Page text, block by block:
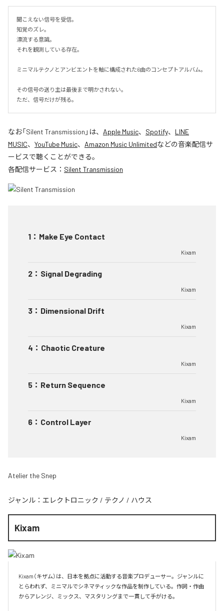
聞こえない信号を受信。
知覚のズレ。
漂流する意識。
それを観測している存在。
ミニマルテクノとアンビエントを軸に構成された6曲のコンセプトアルバム。
その信号の送り主は最後まで明かされない。
ただ、信号だけが残る。
なお「Silent Transmission 」は、 Apple Music、 Spotify、 LINE
MUSIC、 YouTube Music、 Amazon Music Unlimitedなどの音楽配信サ
ービスで聴くことができる。
各配信サービス： Silent Transmission
1 ： Make Eye Contact
Kixam
2 ： Signal Degrading
Kixam
3 ： Dimensional Drift
Kixam
4 ： Chaotic Creature
Kixam
5 ： Return Sequence
Kixam
6 ： Control Layer
Kixam
Atelier the Snep
ジャンル： エレクトロニック / テクノ / ハウス
Kixam
Kixam（キザム）は、日本を拠点に活動する音楽プロデューサー。ジャンルに
とらわれず、ミニマルでシネマティックな作品を制作している。作詞・作曲
からアレンジ、ミックス、マスタリングまで一貫して手がける。